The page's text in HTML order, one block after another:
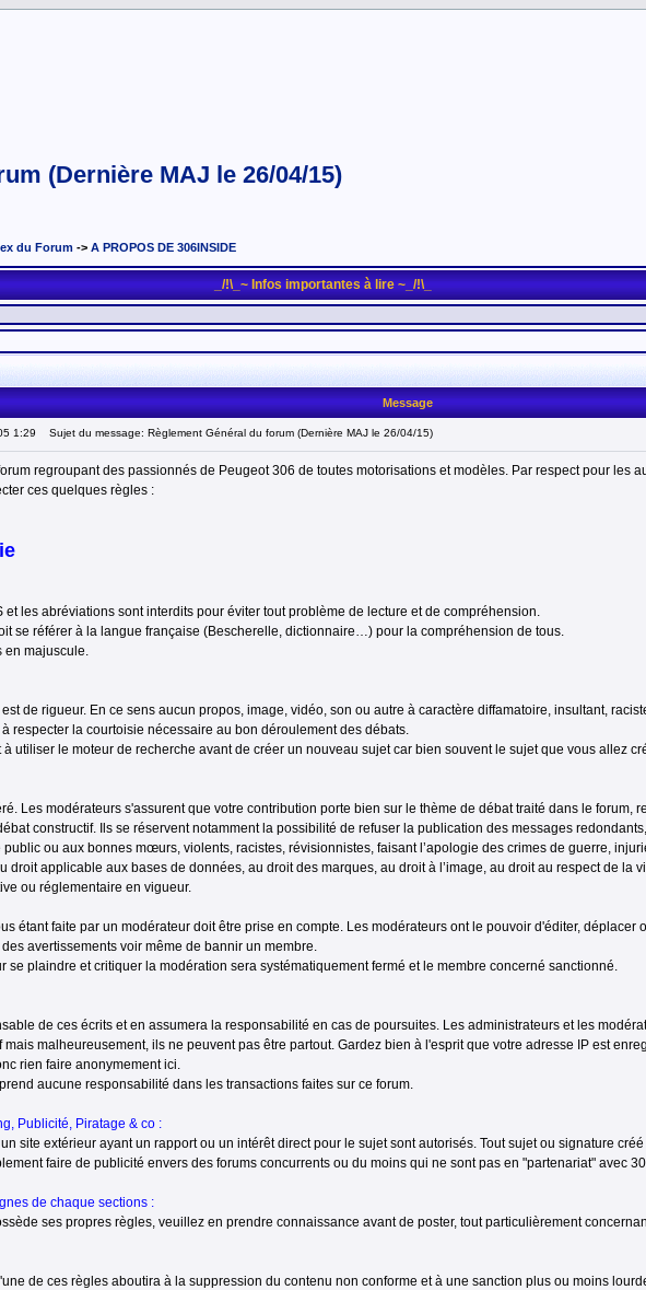
(Dernière MAJ le 26/04/15)
du Forum -> A PROPOS DE 306INSIDE
_/!\_~ Infos importantes à lire ~_/!\_
Message
1:29 Sujet du message: Règlement Général du forum (Dernière MAJ le 26/04/15)
regroupant des passionnés de Peugeot 306 de toutes motorisations et modèles. Par respect pour les
ces quelques règles :
et les abréviations sont interdits pour éviter tout problème de lecture et de compréhension.
se référer à la langue française (Bescherelle, dictionnaire…) pour la compréhension de tous.
en majuscule.
de rigueur. En ce sens aucun propos, image, vidéo, son ou autre à caractère diffamatoire, insultant,
respecter la courtoisie nécessaire au bon déroulement des débats.
à utiliser le moteur de recherche avant de créer un nouveau sujet car bien souvent le sujet que vous allez
Les modérateurs s'assurent que votre contribution porte bien sur le thème de débat traité dans le forum,
constructif. Ils se réservent notamment la possibilité de refuser la publication des messages
public ou aux bonnes mœurs, violents, racistes, révisionnistes, faisant l’apologie des crimes de guerre,
droit applicable aux bases de données, au droit des marques, au droit à l’image, au droit au respect de la
ou réglementaire en vigueur.
étant faite par un modérateur doit être prise en compte. Les modérateurs ont le pouvoir d'éditer, déplacer
avertissements voir même de bannir un membre.
se plaindre et critiquer la modération sera systématiquement fermé et le membre concerné sanctionné.
de ces écrits et en assumera la responsabilité en cas de poursuites. Les administrateurs et les
mais malheureusement, ils ne peuvent pas être partout. Gardez bien à l'esprit que votre adresse IP est
rien faire anonymement ici.
aucune responsabilité dans les transactions faites sur ce forum.
Publicité, Piratage & co :
site extérieur ayant un rapport ou un intérêt direct pour le sujet sont autorisés. Tout sujet ou signature
faire de publicité envers des forums concurrents ou du moins qui ne sont pas en "partenariat" avec
de chaque sections :
ses propres règles, veuillez en prendre connaissance avant de poster, tout particulièrement
de ces règles aboutira à la suppression du contenu non conforme et à une sanction plus ou moins